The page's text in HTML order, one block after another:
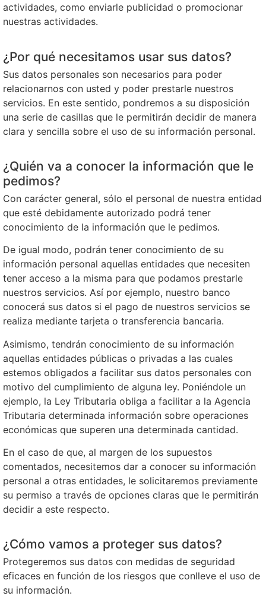
actividades, como enviarle publicidad o promocionar
nuestras actividades.
¿Por qué necesitamos usar sus datos?
Sus datos personales son necesarios para poder
relacionarnos con usted y poder prestarle nuestros
servicios. En este sentido, pondremos a su disposición
una serie de casillas que le permitirán decidir de manera
clara y sencilla sobre el uso de su información personal.
¿Quién va a conocer la información que le
pedimos?
Con carácter general, sólo el personal de nuestra entidad
que esté debidamente autorizado podrá tener
conocimiento de la información que le pedimos.
De igual modo, podrán tener conocimiento de su
información personal aquellas entidades que necesiten
tener acceso a la misma para que podamos prestarle
nuestros servicios. Así por ejemplo, nuestro banco
conocerá sus datos si el pago de nuestros servicios se
realiza mediante tarjeta o transferencia bancaria.
Asimismo, tendrán conocimiento de su información
aquellas entidades públicas o privadas a las cuales
estemos obligados a facilitar sus datos personales con
motivo del cumplimiento de alguna ley. Poniéndole un
ejemplo, la Ley Tributaria obliga a facilitar a la Agencia
Tributaria determinada información sobre operaciones
económicas que superen una determinada cantidad.
En el caso de que, al margen de los supuestos
comentados, necesitemos dar a conocer su información
personal a otras entidades, le solicitaremos previamente
su permiso a través de opciones claras que le permitirán
decidir a este respecto.
¿Cómo vamos a proteger sus datos?
Protegeremos sus datos con medidas de seguridad
eficaces en función de los riesgos que conlleve el uso de
su información.